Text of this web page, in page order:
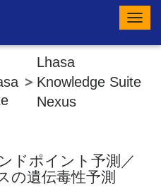
ナ
ビ
ョ
ン
Lhasa
Knowledge Suite
Nexus
ドポイント予測／
の遺伝毒性予測